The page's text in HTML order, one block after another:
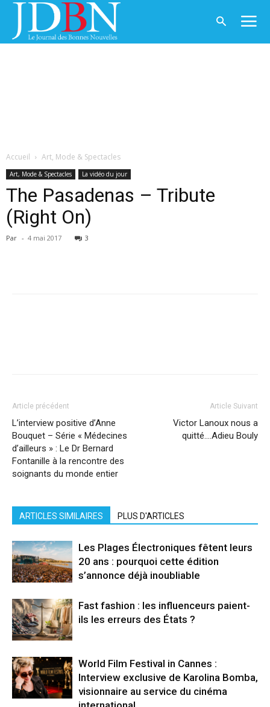
Accueil Art, Mode & Spectacles
Art, Mode & Spectacles La vidéo du jour
The Pasadenas – Tribute
(Right On)
Par - 4 mai 2017 3
Article précédent
L’interview positive d’Anne
Bouquet – Série « Médecines
d’ailleurs » : Le Dr Bernard
Fontanille à la rencontre des
soignants du monde entier
Article Suivant
Victor Lanoux nous a
quitté….Adieu Bouly
ARTICLES SIMILAIRES PLUS D'ARTICLES
Les Plages Électroniques fêtent leurs
20 ans : pourquoi cette édition
s’annonce déjà inoubliable
Fast fashion : les influenceurs paient-
ils les erreurs des États ?
World Film Festival in Cannes :
Interview exclusive de Karolina Bomba,
visionnaire au service du cinéma